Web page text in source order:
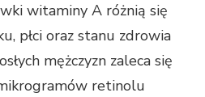
witaminy A różnią się
płci oraz stanu zdrowia
mężczyzn zaleca się
retinolu